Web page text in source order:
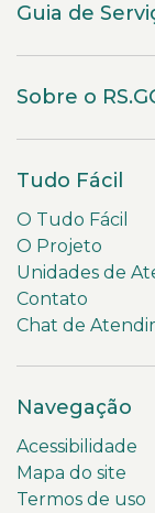
Guia de
Sobre o
Tudo Fácil
O Tudo Fácil
O Projeto
Unidades de
Contato
Chat de
Navegação
Acessibilidade
Mapa do site
Termos de uso